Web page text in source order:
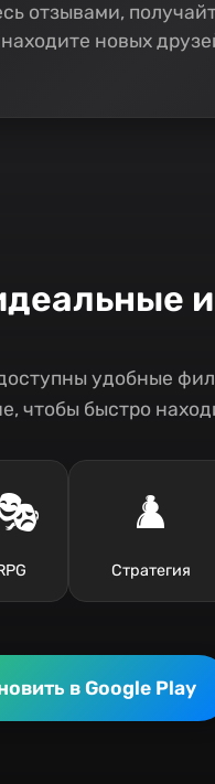
отзывами,
новых
удобные
чтобы быстро
♟️
Стратегия
в Google Play